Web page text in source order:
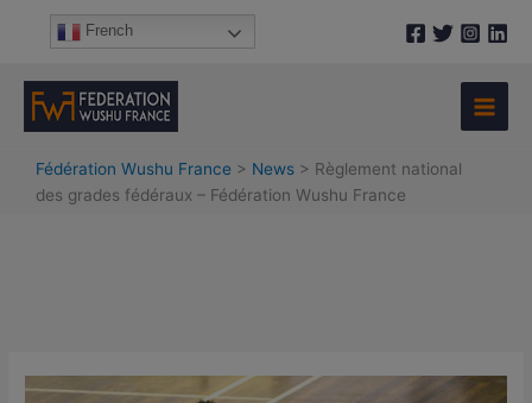
French
Fédération Wushu France > News > Règlement national
des grades fédéraux – Fédération Wushu France
c